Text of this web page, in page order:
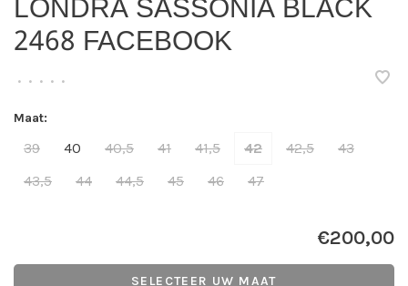
LONDRA SASSONIA BLACK
2468 FACEBOOK
• • • • •
Maat:
39 40 40,5 41 41,5 42 42,5
43
43,5
44 44,5 45 46 47
€200,00
SELECTEER UW MAAT